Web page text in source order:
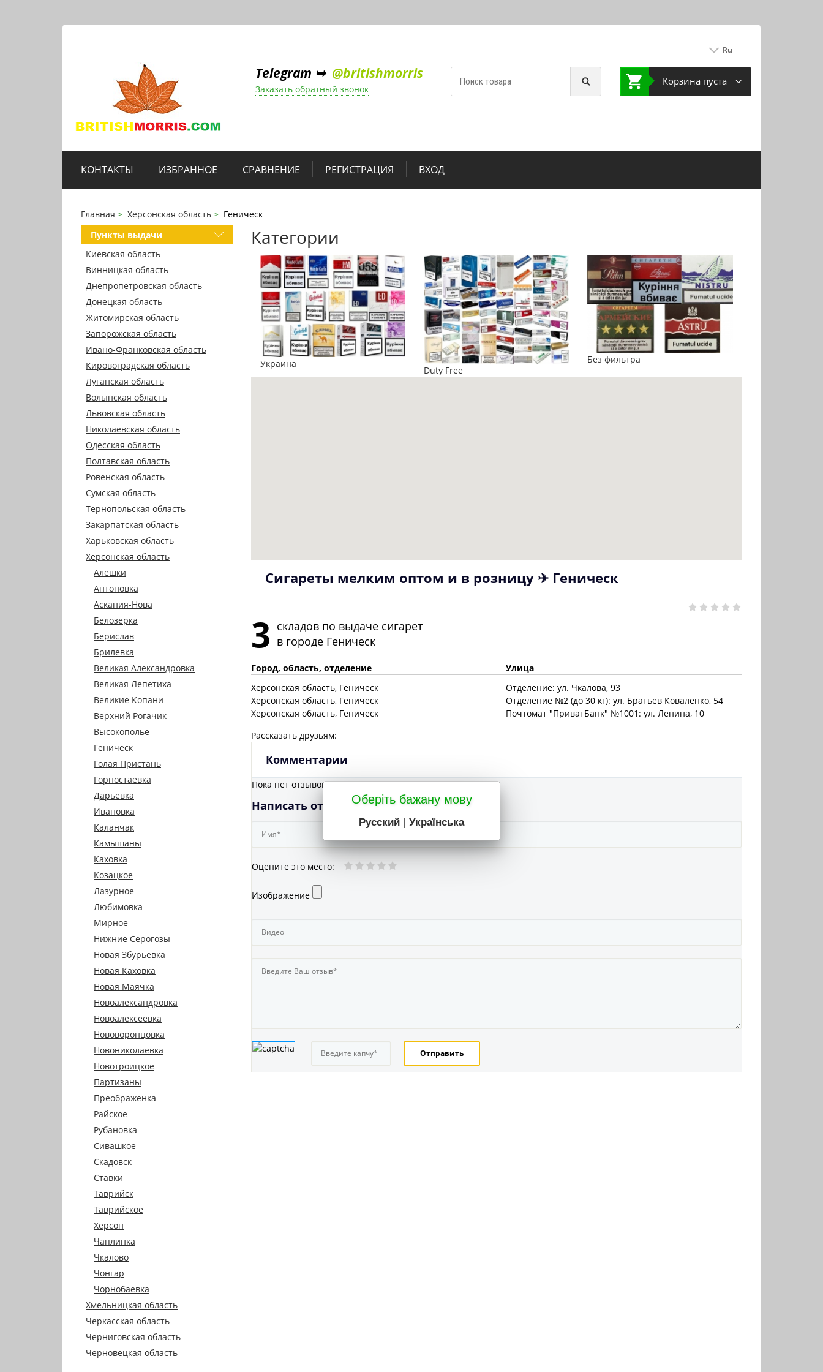
Оберіть бажану мову
Русский | Українська
Ru
Telegram ➥ @britishmorris
Заказать обратный звонок
Корзина пуста
КОНТАКТЫ ИЗБРАННОЕ СРАВНЕНИЕ РЕГИСТРАЦИЯ ВХОД
Главная Херсонская область
Геническ
Пункты выдачи
Киевская область
Винницкая область
Днепропетровская область
Донецкая область
Житомирская область
Запорожская область
Ивано-Франковская область
Кировоградская область
Луганская область
Волынская область
Львовская область
Николаевская область
Одесская область
Полтавская область
Ровенская область
Сумская область
Тернопольская область
Закарпатская область
Харьковская область
Херсонская область
Алёшки
Антоновка
Аскания-Нова
Белозерка
Берислав
Брилевка
Великая Александровка
Великая Лепетиха
Великие Копани
Верхний Рогачик
Высокополье
Геническ
Голая Пристань
Горностаевка
Дарьевка
Ивановка
Каланчак
Камышаны
Каховка
Козацкое
Лазурное
Любимовка
Мирное
Нижние Серогозы
Новая Збурьевка
Новая Каховка
Новая Маячка
Новоалександровка
Новоалексеевка
Нововоронцовка
Новониколаевка
Новотроицкое
Партизаны
Преображенка
Райское
Рубановка
Сивашкое
Скадовск
Ставки
Таврийск
Таврийское
Херсон
Чаплинка
Чкалово
Чонгар
Чорнобаевка
Хмельницкая область
Черкасская область
Черниговская область
Черновецкая область
Категории
Украина
Duty Free
Без фильтра
Сигареты мелким оптом и в розницу ✈ Геническ
3 складов по выдаче сигарет
в городеГеническ
Город, область, отделение
Улица
Херсонская область, Геническ
Отделение: ул. Чкалова, 93
Херсонская область, Геническ
Отделение №2 (до 30 кг): ул. Братьев Коваленко, 54
Херсонская область, Геническ
Почтомат "ПриватБанк" №1001: ул. Ленина, 10
Рассказать друзьям:
Комментарии
Пока нет отзывов
Написать отзыв
Оцените это место:
Изображение